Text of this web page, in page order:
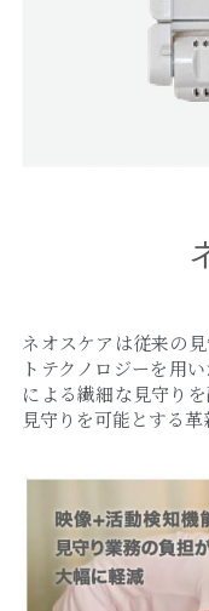
ネオスケアは従来の
トテクノロジーを用
による繊細な見守り
見守りを可能とする革